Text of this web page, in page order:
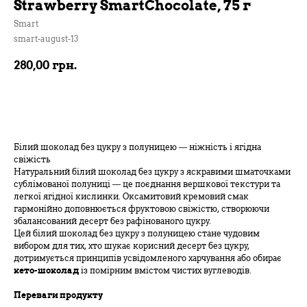
Strawberry SmartChocolate, 75 г
Smart
smart-august-13
280,00 грн.
Білий шоколад без цукру з полуницею — ніжність і ягідна
свіжість
Натуральний білий шоколад без цукру з яскравими шматочками
сублімованої полуниці — це поєднання вершкової текстури та
легкої ягідної кислинки. Оксамитовий кремовий смак
гармонійно доповнюється фруктовою свіжістю, створюючи
збалансований десерт без рафінованого цукру.
Цей білий шоколад без цукру з полуницею стане чудовим
вибором для тих, хто шукає корисний десерт без цукру,
дотримується принципів усвідомленого харчування або обирає
кето-шоколад із помірним вмістом чистих вуглеводів.
Переваги продукту